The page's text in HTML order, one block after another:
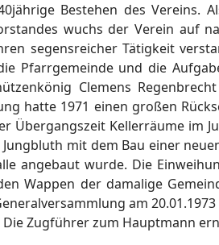
Bestehen des Vereins.
wuchs der Verein auf
segensreicher Tätigkeit
Pfarrgemeinde und die
Clemens
hatte 1971 einen großen
Übergangszeit Kellerräume im
mit dem Bau einer
angebaut wurde. Die
Wappen der damalige
am
Zugführer zum Hauptmann